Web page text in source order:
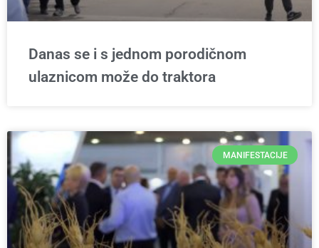
Danas se i s jednom porodičnom
ulaznicom može do traktora
MANIFESTACIJE